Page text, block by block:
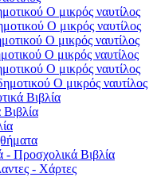
Ο μικρός ναυτίλος
Ο μικρός ναυτίλος
Ο μικρός ναυτίλος
Ο μικρός ναυτίλος
Ο μικρός ναυτίλος
Ο μικρός ναυτίλος
Βιβλία
- Προσχολικά Βιβλία
- Χάρτες